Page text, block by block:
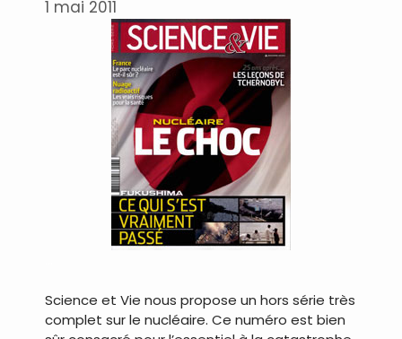
1 mai 2011
Science et Vie nous propose un hors série très
complet sur le nucléaire. Ce numéro est bien